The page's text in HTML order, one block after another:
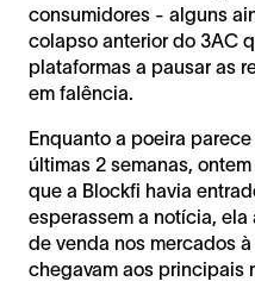
consumidores - alguns
colapso anterior do 3AC
plataformas a pausar as
em falência.
Enquanto a poeira
últimas 2 semanas,
que a Blockfi havia
esperassem a notícia,
de venda nos mercados
chegavam aos principais